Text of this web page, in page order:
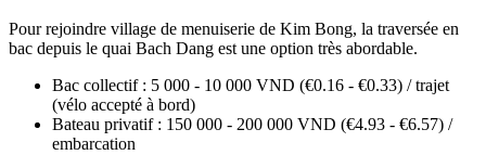
Pour rejoindre village de menuiserie de Kim Bong, la traversée en
bac depuis le quai Bach Dang est une option très abordable.
Bac collectif : 5 000 - 10 000 VND (€0.16 - €0.33) / trajet
(vélo accepté à bord)
Bateau privatif : 150 000 - 200 000 VND (€4.93 - €6.57) /
embarcation